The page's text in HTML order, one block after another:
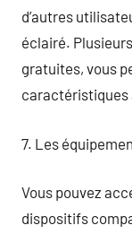
d’autres
éclairé.
gratuites, vous
caractéristiques
7. Les
Vous pouvez
dispositifs